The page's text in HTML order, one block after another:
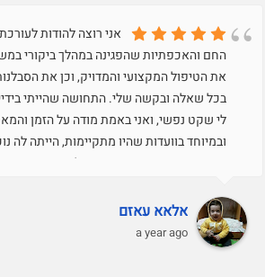
אני רוצה להודות
החם והאכפתיות שהפגינה במהלך ביקורי
את הטיפול המקצועי והמדויק, וכן את
בכל שאלה ובקשה שלי. התחושה שהייתי
לי שקט נפשי, ואני באמת מודה על הזמן
ובמיוחד בוועדות שהיו מתקיימות, הייתה לה
דיברה והעמידה את העמדה שלי בצורה מצויינת
אלאא עאזם
a year ago